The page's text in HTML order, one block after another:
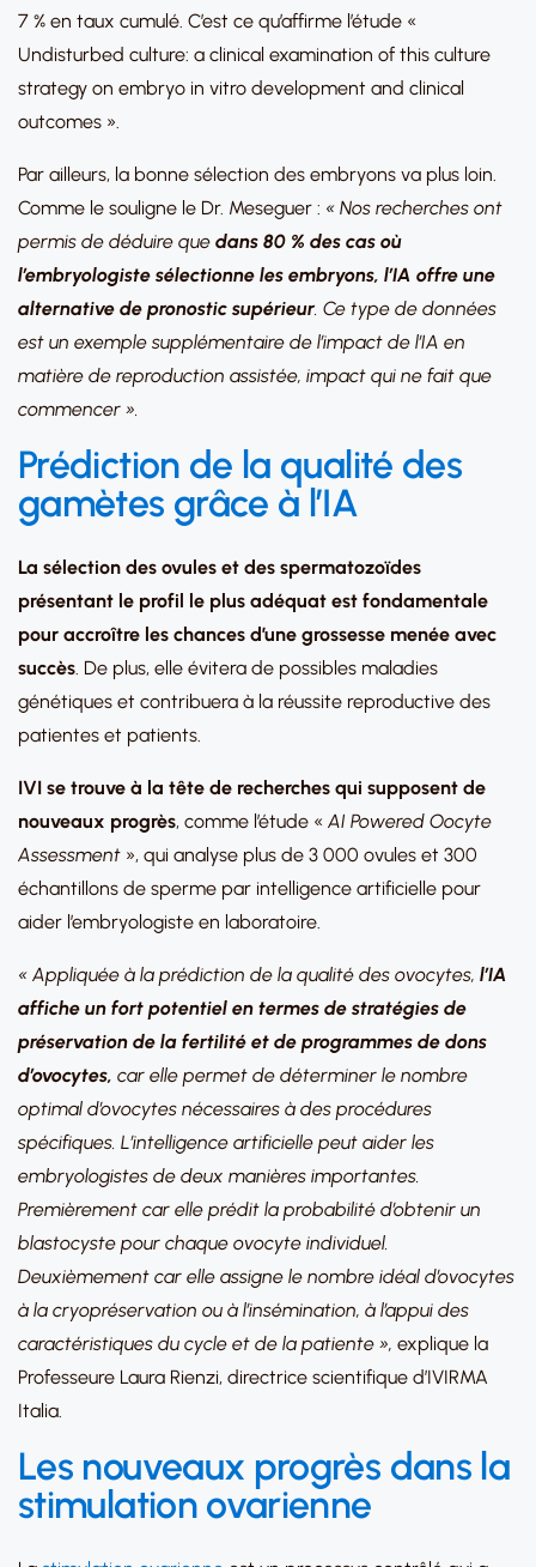
7 % en taux cumulé. C’est ce qu’affirme l’étude «
Undisturbed culture: a clinical examination of this culture
strategy on embryo in vitro development and clinical
outcomes ».
Par ailleurs, la bonne sélection des embryons va plus loin.
Comme le souligne le Dr. Meseguer : « Nos recherches ont
permis de déduire que dans 80 % des cas où
l’embryologiste sélectionne les embryons, l’IA offre une
alternative de pronostic supérieur. Ce type de données
est un exemple supplémentaire de l’impact de l’IA en
matière de reproduction assistée, impact qui ne fait que
commencer ».
Prédiction de la qualité des
gamètes grâce à l’IA
La sélection des ovules et des spermatozoïdes
présentant le profil le plus adéquat est fondamentale
pour accroître les chances d’une grossesse menée avec
succès. De plus, elle évitera de possibles maladies
génétiques et contribuera à la réussite reproductive des
patientes et patients.
IVI se trouve à la tête de recherches qui supposent de
nouveaux progrès, comme l’étude « AI Powered Oocyte
Assessment », qui analyse plus de 3 000 ovules et 300
échantillons de sperme par intelligence artificielle pour
aider l’embryologiste en laboratoire.
« Appliquée à la prédiction de la qualité des ovocytes, l’IA
affiche un fort potentiel en termes de stratégies de
préservation de la fertilité et de programmes de dons
d’ovocytes, car elle permet de déterminer le nombre
optimal d’ovocytes nécessaires à des procédures
spécifiques. L’intelligence artificielle peut aider les
embryologistes de deux manières importantes.
Premièrement car elle prédit la probabilité d’obtenir un
blastocyste pour chaque ovocyte individuel.
Deuxièmement car elle assigne le nombre idéal d’ovocytes
à la cryopréservation ou à l’insémination, à l’appui des
caractéristiques du cycle et de la patiente », explique la
Professeure Laura Rienzi, directrice scientifique d’IVIRMA
Italia.
Les nouveaux progrès dans la
stimulation ovarienne